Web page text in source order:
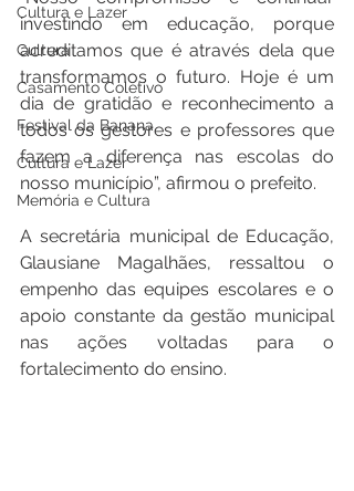
Cultura e Lazer
Cultura
Casamento Coletivo
Festival da Banana
Cultura e Lazer
Memória e Cultura
investindo em educação, porque
acreditamos que é através dela que
transformamos o futuro. Hoje é um
dia de gratidão e reconhecimento a
todos os gestores e professores que
fazem a diferença nas escolas do
nosso município”, afirmou o prefeito.
A secretária municipal de Educação,
Glausiane Magalhães, ressaltou o
empenho das equipes escolares e o
apoio constante da gestão municipal
nas ações voltadas para o
fortalecimento do ensino.